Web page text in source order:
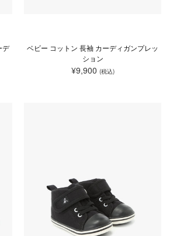
デ
ベビー コットン 長袖 カーディガンプレッ
ション
¥9,900 (税込)